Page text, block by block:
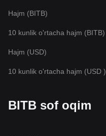
Hajm (BITB)
10 kunlik o'rtacha hajm (BITB)
Hajm (USD)
10 kunlik o'rtacha hajm (USD )
BITB sof oqim